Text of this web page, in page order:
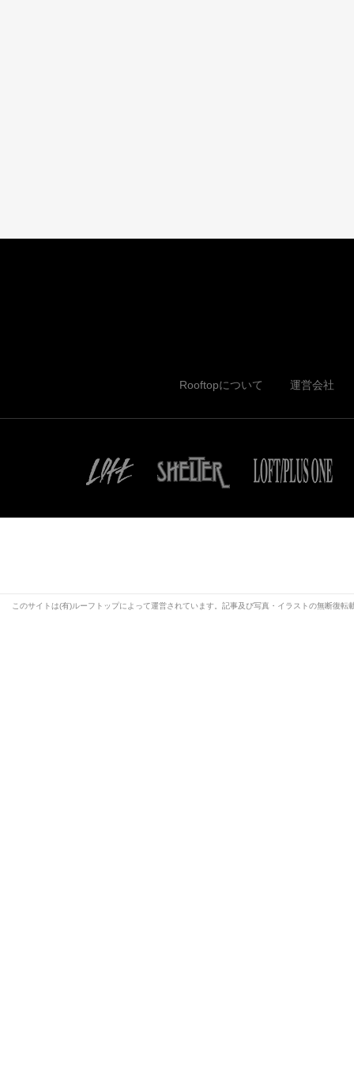
Rooftopについて 運営会社
このサイトは(有)ルーフトップによって運営されています。記事及び写真・イラストの無断復転